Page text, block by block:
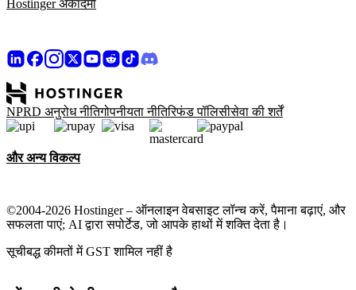
Hostinger अकादमी
NPRD अनुरोध नीतिगोपनीयता नीतिरिफंड पॉलिसीसेवा की शर्तें
और अन्य विकल्प
©2004-2026 Hostinger – ऑनलाइन वेबसाइट लॉन्च करें, पैमाना बढ़ाएं, और
सफलता पाएं; AI द्वारा सपोर्टेड, जो आपके हाथों में शक्ति देता है।
सूचीबद्ध कीमतों में GST शामिल नहीं है